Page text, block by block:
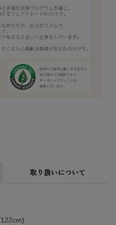
取り扱いについて